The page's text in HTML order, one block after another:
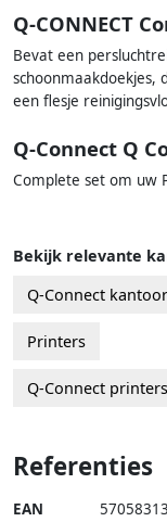
Q-CONNECT
Bevat een
schoonmaakdoekjes,
een flesje
Q-Connect Q
Complete set om uw
Bekijk relevante
Q-Connect
Printers
Q-Connect printers
Referenties
EAN